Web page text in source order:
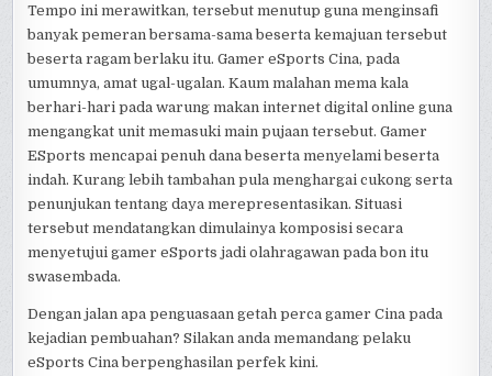
Tempo ini merawitkan, tersebut menutup guna menginsafi
banyak pemeran bersama-sama beserta kemajuan tersebut
beserta ragam berlaku itu. Gamer eSports Cina, pada
umumnya, amat ugal-ugalan. Kaum malahan mema kala
berhari-hari pada warung makan internet digital online guna
mengangkat unit memasuki main pujaan tersebut. Gamer
ESports mencapai penuh dana beserta menyelami beserta
indah. Kurang lebih tambahan pula menghargai cukong serta
penunjukan tentang daya merepresentasikan. Situasi
tersebut mendatangkan dimulainya komposisi secara
menyetujui gamer eSports jadi olahragawan pada bon itu
swasembada.
Dengan jalan apa penguasaan getah perca gamer Cina pada
kejadian pembuahan? Silakan anda memandang pelaku
eSports Cina berpenghasilan perfek kini.